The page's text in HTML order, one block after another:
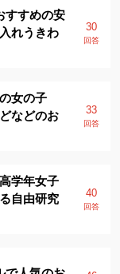
すすめの安
れうきわ
30
回答
女の子
などのお
33
回答
学年女子
自由研究
40
回答